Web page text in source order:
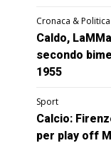
Cronaca & Politica
Caldo,
secondo
1955
Sport
Calcio:
per play off